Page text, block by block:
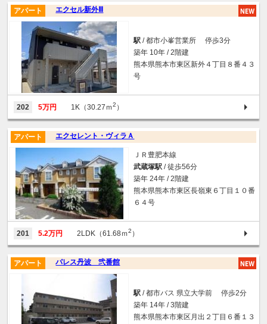
エクセル新外Ⅲ
アパート
駅 / 都市小峯営業所 停歩3分
築年 10年 / 2階建
熊本県熊本市東区新外４丁目８番４３
号
202 5万円 1K（30.27ｍ2 ）
エクセレント・ヴィラＡ
アパート
ＪＲ豊肥本線
武蔵塚駅 / 徒歩56分
築年 24年 / 2階建
熊本県熊本市東区長嶺東６丁目１０番
６４号
201 5.2万円 2LDK（61.68ｍ2 ）
パレス丹波 弐番館
アパート
駅 / 都市バス 県立大学前 停歩2分
築年 14年 / 3階建
熊本県熊本市東区月出２丁目６番１３